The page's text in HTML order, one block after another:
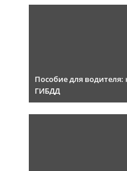
Пособие для
ГИБДД